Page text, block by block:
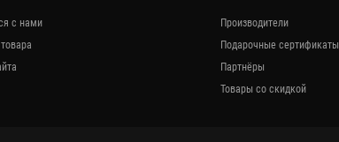
с нами
Производители
Подарочные сертификаты
Партнёры
Товары со скидкой